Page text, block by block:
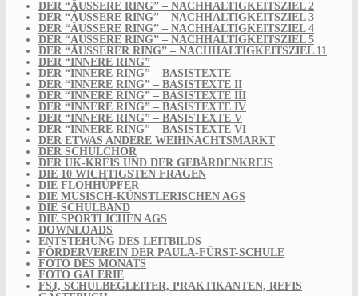
DER “ÄUSSERE RING” – NACHHALTIGKEITSZIEL 2
DER “ÄUSSERE RING” – NACHHALTIGKEITSZIEL 3
DER “ÄUSSERE RING” – NACHHALTIGKEITSZIEL 4
DER “ÄUSSERE RING” – NACHHALTIGKEITSZIEL 5
DER “ÄUSSERER RING” – NACHHALTIGKEITSZIEL 11
DER “INNERE RING”
DER “INNERE RING” – BASISTEXTE
DER “INNERE RING” – BASISTEXTE II
DER “INNERE RING” – BASISTEXTE III
DER “INNERE RING” – BASISTEXTE IV
DER “INNERE RING” – BASISTEXTE V
DER “INNERE RING” – BASISTEXTE VI
DER ETWAS ANDERE WEIHNACHTSMARKT
DER SCHULCHOR
DER UK-KREIS UND DER GEBÄRDENKREIS
DIE 10 WICHTIGSTEN FRAGEN
DIE FLOHHÜPFER
DIE MUSISCH-KÜNSTLERISCHEN AGS
DIE SCHULBAND
DIE SPORTLICHEN AGS
DOWNLOADS
ENTSTEHUNG DES LEITBILDS
FÖRDERVEREIN DER PAULA-FÜRST-SCHULE
FOTO DES MONATS
FOTO GALERIE
FSJ, SCHULBEGLEITER, PRAKTIKANTEN, REFIS